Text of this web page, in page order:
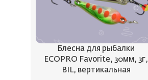
Блесна для рыбалки
ECOPRO Favorite, 30мм, 3г,
BIL, вертикальная